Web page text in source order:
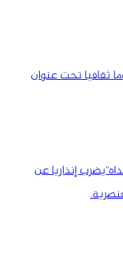
ثقافيا تحت عنوان
إنذاريا عن